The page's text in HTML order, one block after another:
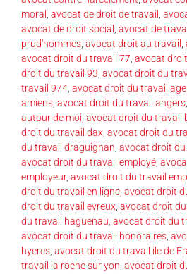
moral , avocat de droit de travail ,
avocat de droit social , avocat de
prud'hommes, avocat droit au travail ,
avocat droit du travail 77, avocat
droit du travail 93, avocat droit du
travail 974, avocat droit du travail
amiens, avocat droit du travail angers,
autour de moi, avocat droit du travail
droit du travail dax, avocat droit du
du travail draguignan, avocat droit
avocat droit du travail employé,
employeur, avocat droit du travail
droit du travail en ligne, avocat droit
droit du travail evreux, avocat droit
du travail haguenau, avocat droit du
avocat droit du travail honoraires,
hyeres, avocat droit du travail ile de
travail la roche sur yon, avocat droit